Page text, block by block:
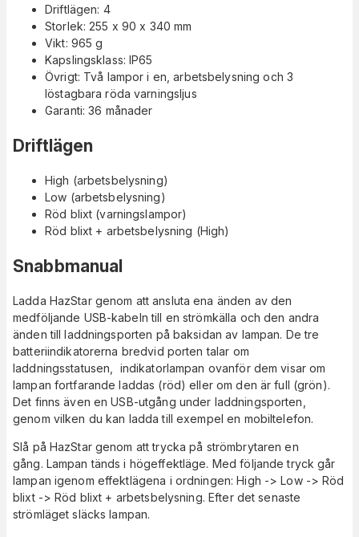
Driftlägen: 4
Storlek: 255 x 90 x 340 mm
Vikt: 965 g
Kapslingsklass: IP65
Övrigt: Två lampor i en, arbetsbelysning och 3
löstagbara röda varningsljus
Garanti: 36 månader
Driftlägen
High (arbetsbelysning)
Low (arbetsbelysning)
Röd blixt (varningslampor)
Röd blixt + arbetsbelysning (High)
Snabbmanual
Ladda HazStar genom att ansluta ena änden av den
medföljande USB-kabeln till en strömkälla och den andra
änden till laddningsporten på baksidan av lampan. De tre
batteriindikatorerna bredvid porten talar om
laddningsstatusen, indikatorlampan ovanför dem visar om
lampan fortfarande laddas (röd) eller om den är full (grön).
Det finns även en USB-utgång under laddningsporten,
genom vilken du kan ladda till exempel en mobiltelefon.
Slå på HazStar genom att trycka på strömbrytaren en
gång. Lampan tänds i högeffektläge. Med följande tryck går
lampan igenom effektlägena i ordningen: High -> Low -> Röd
blixt -> Röd blixt + arbetsbelysning. Efter det senaste
strömläget släcks lampan.